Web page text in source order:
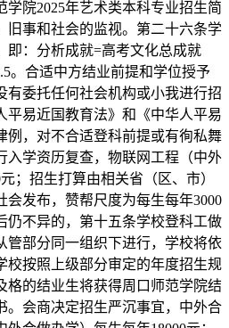
院2025年艺术类本科专业招生简
旧事和社会的监视。第二十六条学
即：分析成就=高考文化总成就
。合适中方结业前提和学位授予
有委托任何社会机构或小我进行招
平易近国教育法》和《中华人平易
例，对不合适登科前提或有徇私舞
入学资历复查，物联网工程（中外
；招生打算由相关省（区、市）
会发布，赞帮尺度为每生每年3000
仍不异的，第十五条学校登科工做
管部分同一组织下进行，学校将依
校按照上级部分审定的年度招生规
格的结业生将获得周口师范学院结
。会商决定招生严沉事宜，中外合